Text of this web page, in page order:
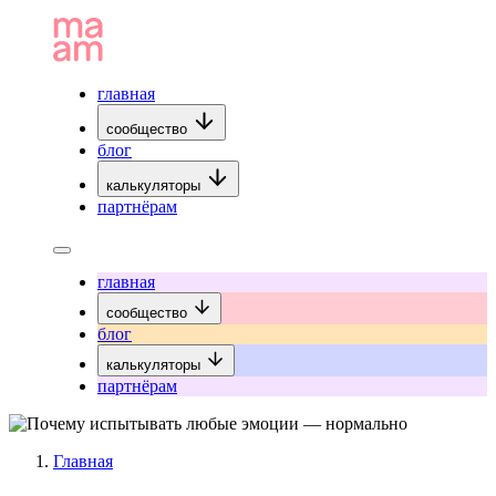
главная
сообщество
блог
калькуляторы
партнёрам
главная
сообщество
блог
калькуляторы
партнёрам
Главная